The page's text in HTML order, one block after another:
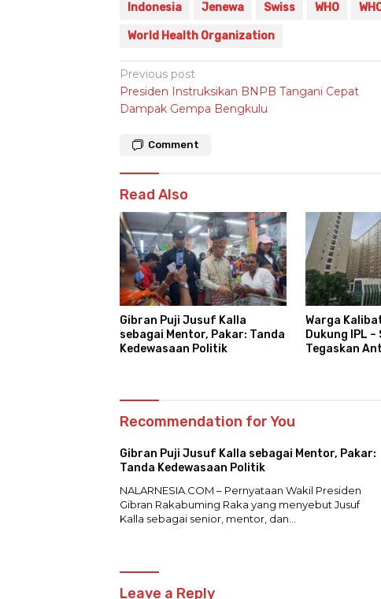
Indonesia Jenewa Swiss WHO
World Health Organization
Post
navigation
Previous post
Presiden Instruksikan BNPB Tangani Cepat
Dampak Gempa Bengkulu
Comment
Read Also
Gibran Puji Jusuf Kalla
sebagai Mentor, Pakar: Tanda
Kedewasaan Politik
Warga
Dukung IPL –
Tegaskan
Recommendation for You
Gibran Puji Jusuf Kalla sebagai Mentor, Pakar:
Tanda Kedewasaan Politik
NALARNESIA.COM – Pernyataan Wakil Presiden
Gibran Rakabuming Raka yang menyebut Jusuf
Kalla sebagai senior, mentor, dan…
Leave a Reply